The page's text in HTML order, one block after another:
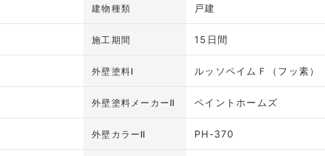
建物種類 戸建
施工期間 15日間
外壁塗料Ⅰ ルッソペイムＦ（フッ素）
外壁塗料メーカーⅡ ペイントホームズ
外壁カラーⅡ PH-370